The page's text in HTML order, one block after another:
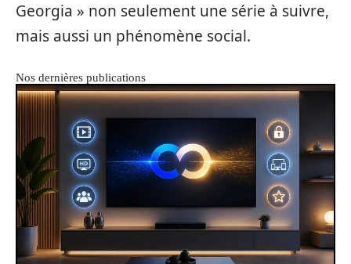
Georgia » non seulement une série à suivre,
mais aussi un phénomène social.
Nos dernières publications